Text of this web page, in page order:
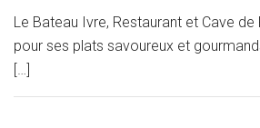
Le Bateau Ivre, Restaurant et Cave
pour ses plats savoureux et
[…]